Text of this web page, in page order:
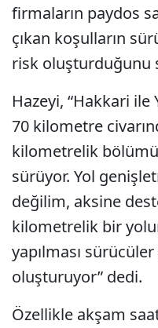
firmaların paydos
çıkan koşulların
risk oluşturduğunu
Hazeyi, “Hakkari
70 kilometre
kilometrelik
sürüyor. Yol
değilim, aksine
kilometrelik bir
yapılması sürücüler
oluşturuyor” dedi.
Özellikle akşam